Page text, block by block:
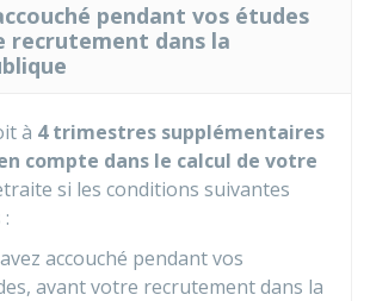
pendant vos études
recrutement dans la
à 4 trimestres supplémentaires
compte dans le calcul de votre
si les conditions suivantes
accouché pendant vos
avant votre recrutement dans la